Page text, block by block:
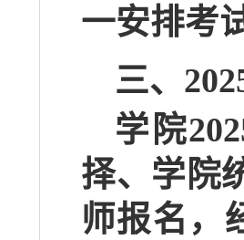
一安排考
三、 202
学院202
择、学院
师报名，